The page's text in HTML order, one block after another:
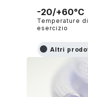
-20/+60°C
Temperature di
esercizio
Altri